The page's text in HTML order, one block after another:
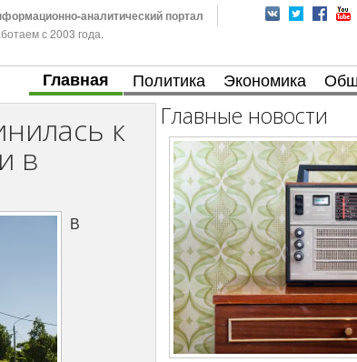
аналитический портал
с 2003 года.
Главная Политика Экономика
к
в
В
Главные новости